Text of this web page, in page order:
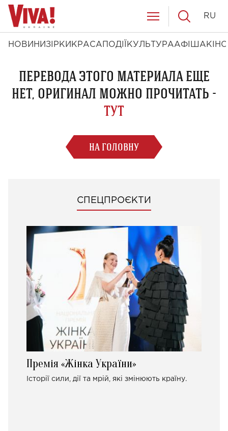
НОВИНИ ЗІРКИ КРАСА ПОДІЇ КУЛЬТУРААФІША КІНО
RU
ПЕРЕВОДА ЭТОГО МАТЕРИАЛА ЕЩЕ
НЕТ, ОРИГИНАЛ МОЖНО ПРОЧИТАТЬ -
ТУТ
НА ГОЛОВНУ
СПЕЦПРОЄКТИ
Премія «Жінка України»
Історії сили, дії та мрій, які змінюють країну.